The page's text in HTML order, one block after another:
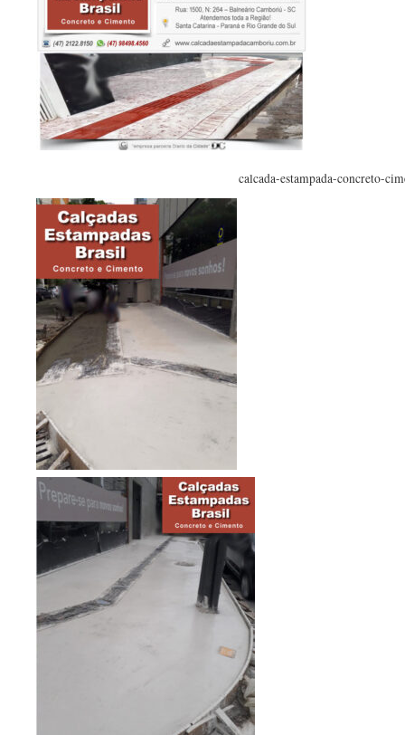
calcada-estampada-concreto-